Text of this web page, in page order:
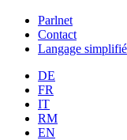
Parlnet
Contact
Langage simplifié
DE
FR
IT
RM
EN